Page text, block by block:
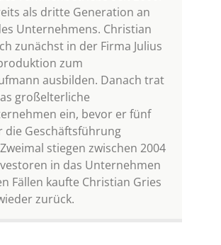
als dritte Generation an
Unternehmens. Christian
zunächst in der Firma Julius
zum
ausbilden. Danach trat
großelterliche
ein, bevor er fünf
die Geschäftsführung
stiegen zwischen 2004
in das Unternehmen
Fällen kaufte Christian Gries
zurück.